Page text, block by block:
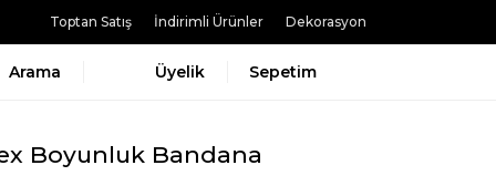
Toptan Satış İndirimli Ürünler Dekorasyon
Arama Üyelik Sepetim
Boyunluk Bandana